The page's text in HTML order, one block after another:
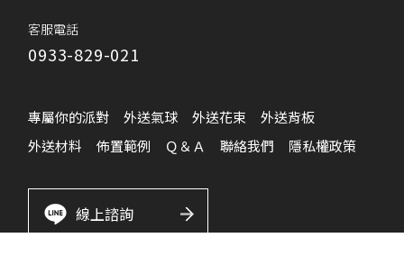
客服電話
0933-829-021
專屬你的派對 外送氣球 外送花束
外送背板
外送材料
佈置範例 Ｑ＆Ａ 聯絡我們 隱私權政策
線上諮詢